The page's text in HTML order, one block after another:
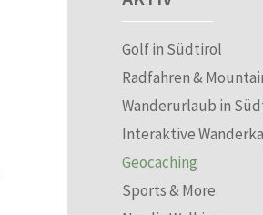
Golf in Südtirol
Radfahren &
Wanderurlaub in
Interaktive
Geocaching
Sports & More